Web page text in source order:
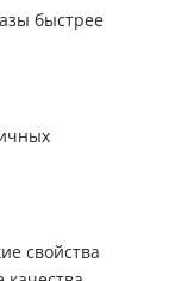
быстрее
свойства